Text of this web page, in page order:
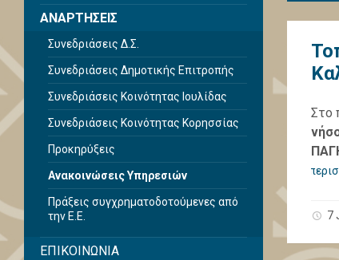
Στο
7
ΑΝΑΡΤΗΣΕΙΣ
Συνεδριάσεις Δ.Σ.
Συνεδριάσεις Δημοτικής Επιτροπής
Συνεδριάσεις Κοινότητας Ιουλίδας
Συνεδριάσεις Κοινότητας Κορησσίας
Προκηρύξεις
Ανακοινώσεις Υπηρεσιών
Πράξεις συγχρηματοδοτούμενες από
την Ε.Ε.
ΕΠΙΚΟΙΝΩΝΙΑ